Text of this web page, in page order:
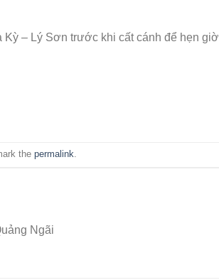
Kỳ – Lý Sơn trước khi cất cánh để hẹn giờ
thepermalink.
Ngãi